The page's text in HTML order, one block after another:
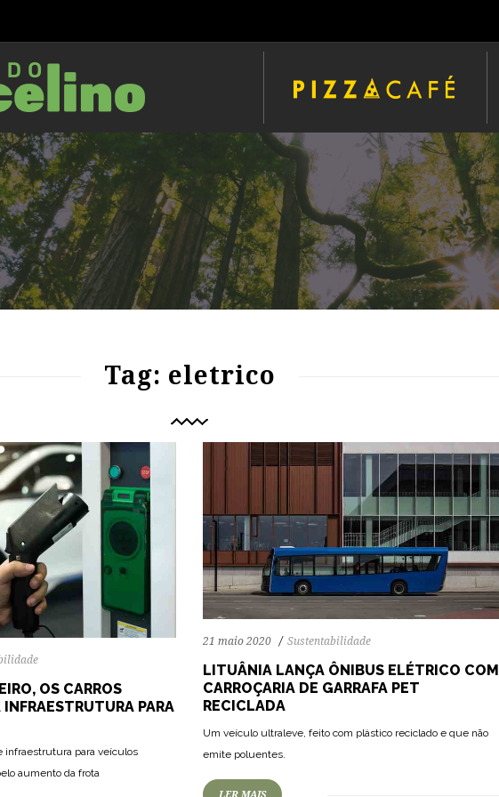
Tag: eletrico
OS CARROS
PARA
infraestrutura para veículos
aumento da frota
21 maio 2020 Sustentabilidade
LITUÂNIA LANÇA ÔNIBUS ELÉTRICO COM
CARROÇARIA DE GARRAFA PET
RECICLADA
Um veículo ultraleve, feito com plástico reciclado e que não
emite poluentes.